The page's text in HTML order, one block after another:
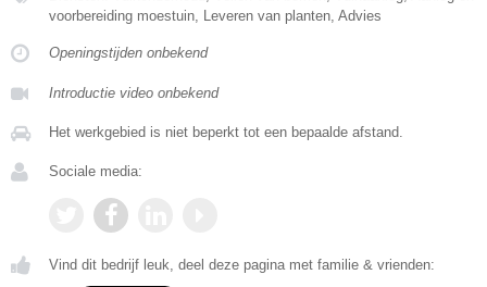
voorbereiding moestuin, Leveren van planten, Advies
Openingstijden onbekend
Introductie video onbekend
Het werkgebied is niet beperkt tot een bepaalde afstand.
Sociale media:
Vind dit bedrijf leuk, deel deze pagina met familie & vrienden: